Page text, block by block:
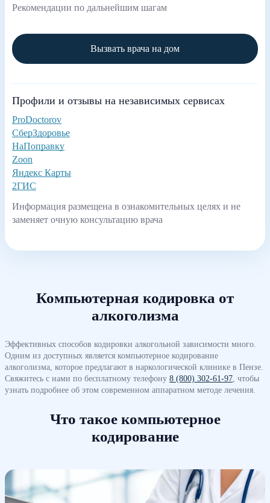
Рекомендации по дальнейшим шагам
Вызвать врача на дом
Профили и отзывы на независимых сервисах
ProDoctorov
СберЗдоровье
НаПоправку
Zoon
Яндекс Карты
2ГИС
Информация размещена в ознакомительных целях и не
заменяет очную консультацию врача
Компьютерная кодировка от
алкоголизма
Эффективных способов кодировки алкогольной зависимости много.
Одним из доступных является компьютерное кодирование
алкоголизма, которое предлагают в наркологической клинике в Пензе.
Свяжитесь с нами по бесплатному телефону 8 (800) 302-61-97 , чтобы
узнать подробнее об этом современном аппаратном методе лечения.
Что такое компьютерное
кодирование